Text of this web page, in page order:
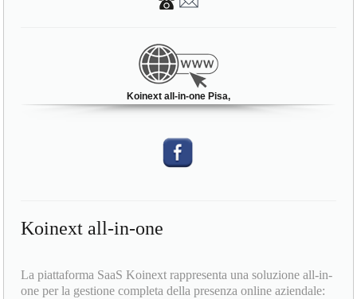
Koinext all-in-one Pisa,
Koinext all-in-one
La piattaforma SaaS Koinext rappresenta una soluzione all-in-
one per la gestione completa della presenza online aziendale: